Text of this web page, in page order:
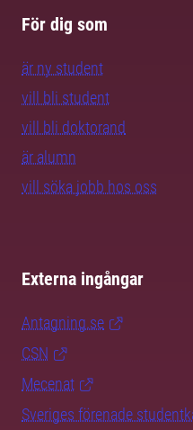
För dig som
är ny student
vill bli student
vill bli doktorand
är alumn
vill söka jobb hos oss
Externa ingångar
Antagning.se
CSN
Mecenat
Sveriges förenade